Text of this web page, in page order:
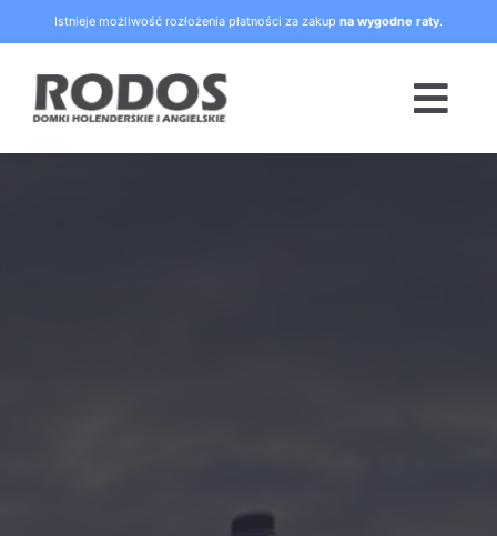
to
content
Istnieje możliwość rozłożenia płatności za zakup na wygodne raty.